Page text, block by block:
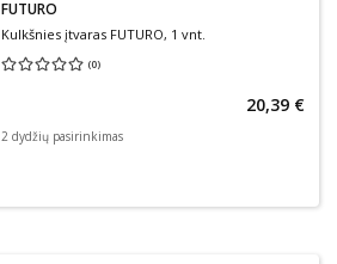
FUTURO
Kulkšnies įtvaras FUTURO, 1 vnt.
(0)
Vidutinis įvertinimas 0.00
20,39 €
2 dydžių pasirinkimas